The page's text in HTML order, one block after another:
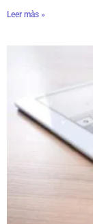
Leer màs »